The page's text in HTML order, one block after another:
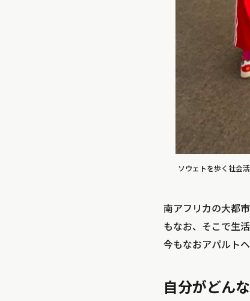
ソウェトを歩く社会
南アフリカの大都
もなお、そこで生
今もなおアパルト
自分がどん